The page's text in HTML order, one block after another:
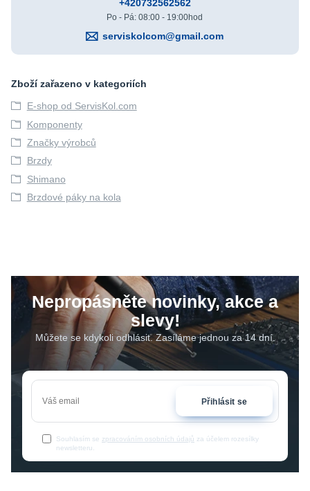
+420732562562
Po - Pá: 08:00 - 19:00hod
serviskolcom@gmail.com
Zboží zařazeno v kategoriích
E-shop od ServisKol.com
Komponenty
Značky výrobců
Brzdy
Shimano
Brzdové páky na kola
Nepropásněte novinky, akce a
slevy!
Můžete se kdykoli odhlásit. Zasíláme jednou za 14 dní.
Přihlásit se
Souhlasím se zpracováním osobních údajů za účelem rozesílky
newsletteru.